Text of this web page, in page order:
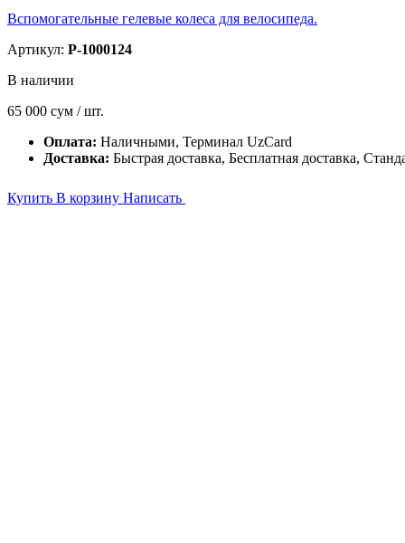
Вспомогательные гелевые колеса для велосипеда.
Артикул: P-1000124
В наличии
65 000 сум / шт.
Оплата: Наличными, Терминал UzCard
Доставка: Быстрая доставка, Бесплатная доставка,
Купить В корзину Написать